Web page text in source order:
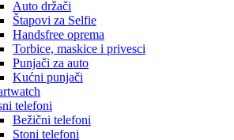
Auto držači
Štapovi za Selfie
Handsfree oprema
Torbice, maskice i privesci
Punjači za auto
Kućni punjači
telefoni
Bežični telefoni
Stoni telefoni